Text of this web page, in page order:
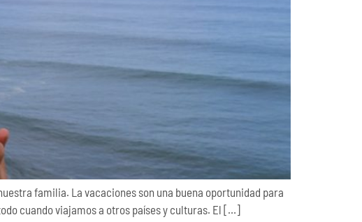
familia. La vacaciones son una buena oportunidad para
cuando viajamos a otros países y culturas. El […]